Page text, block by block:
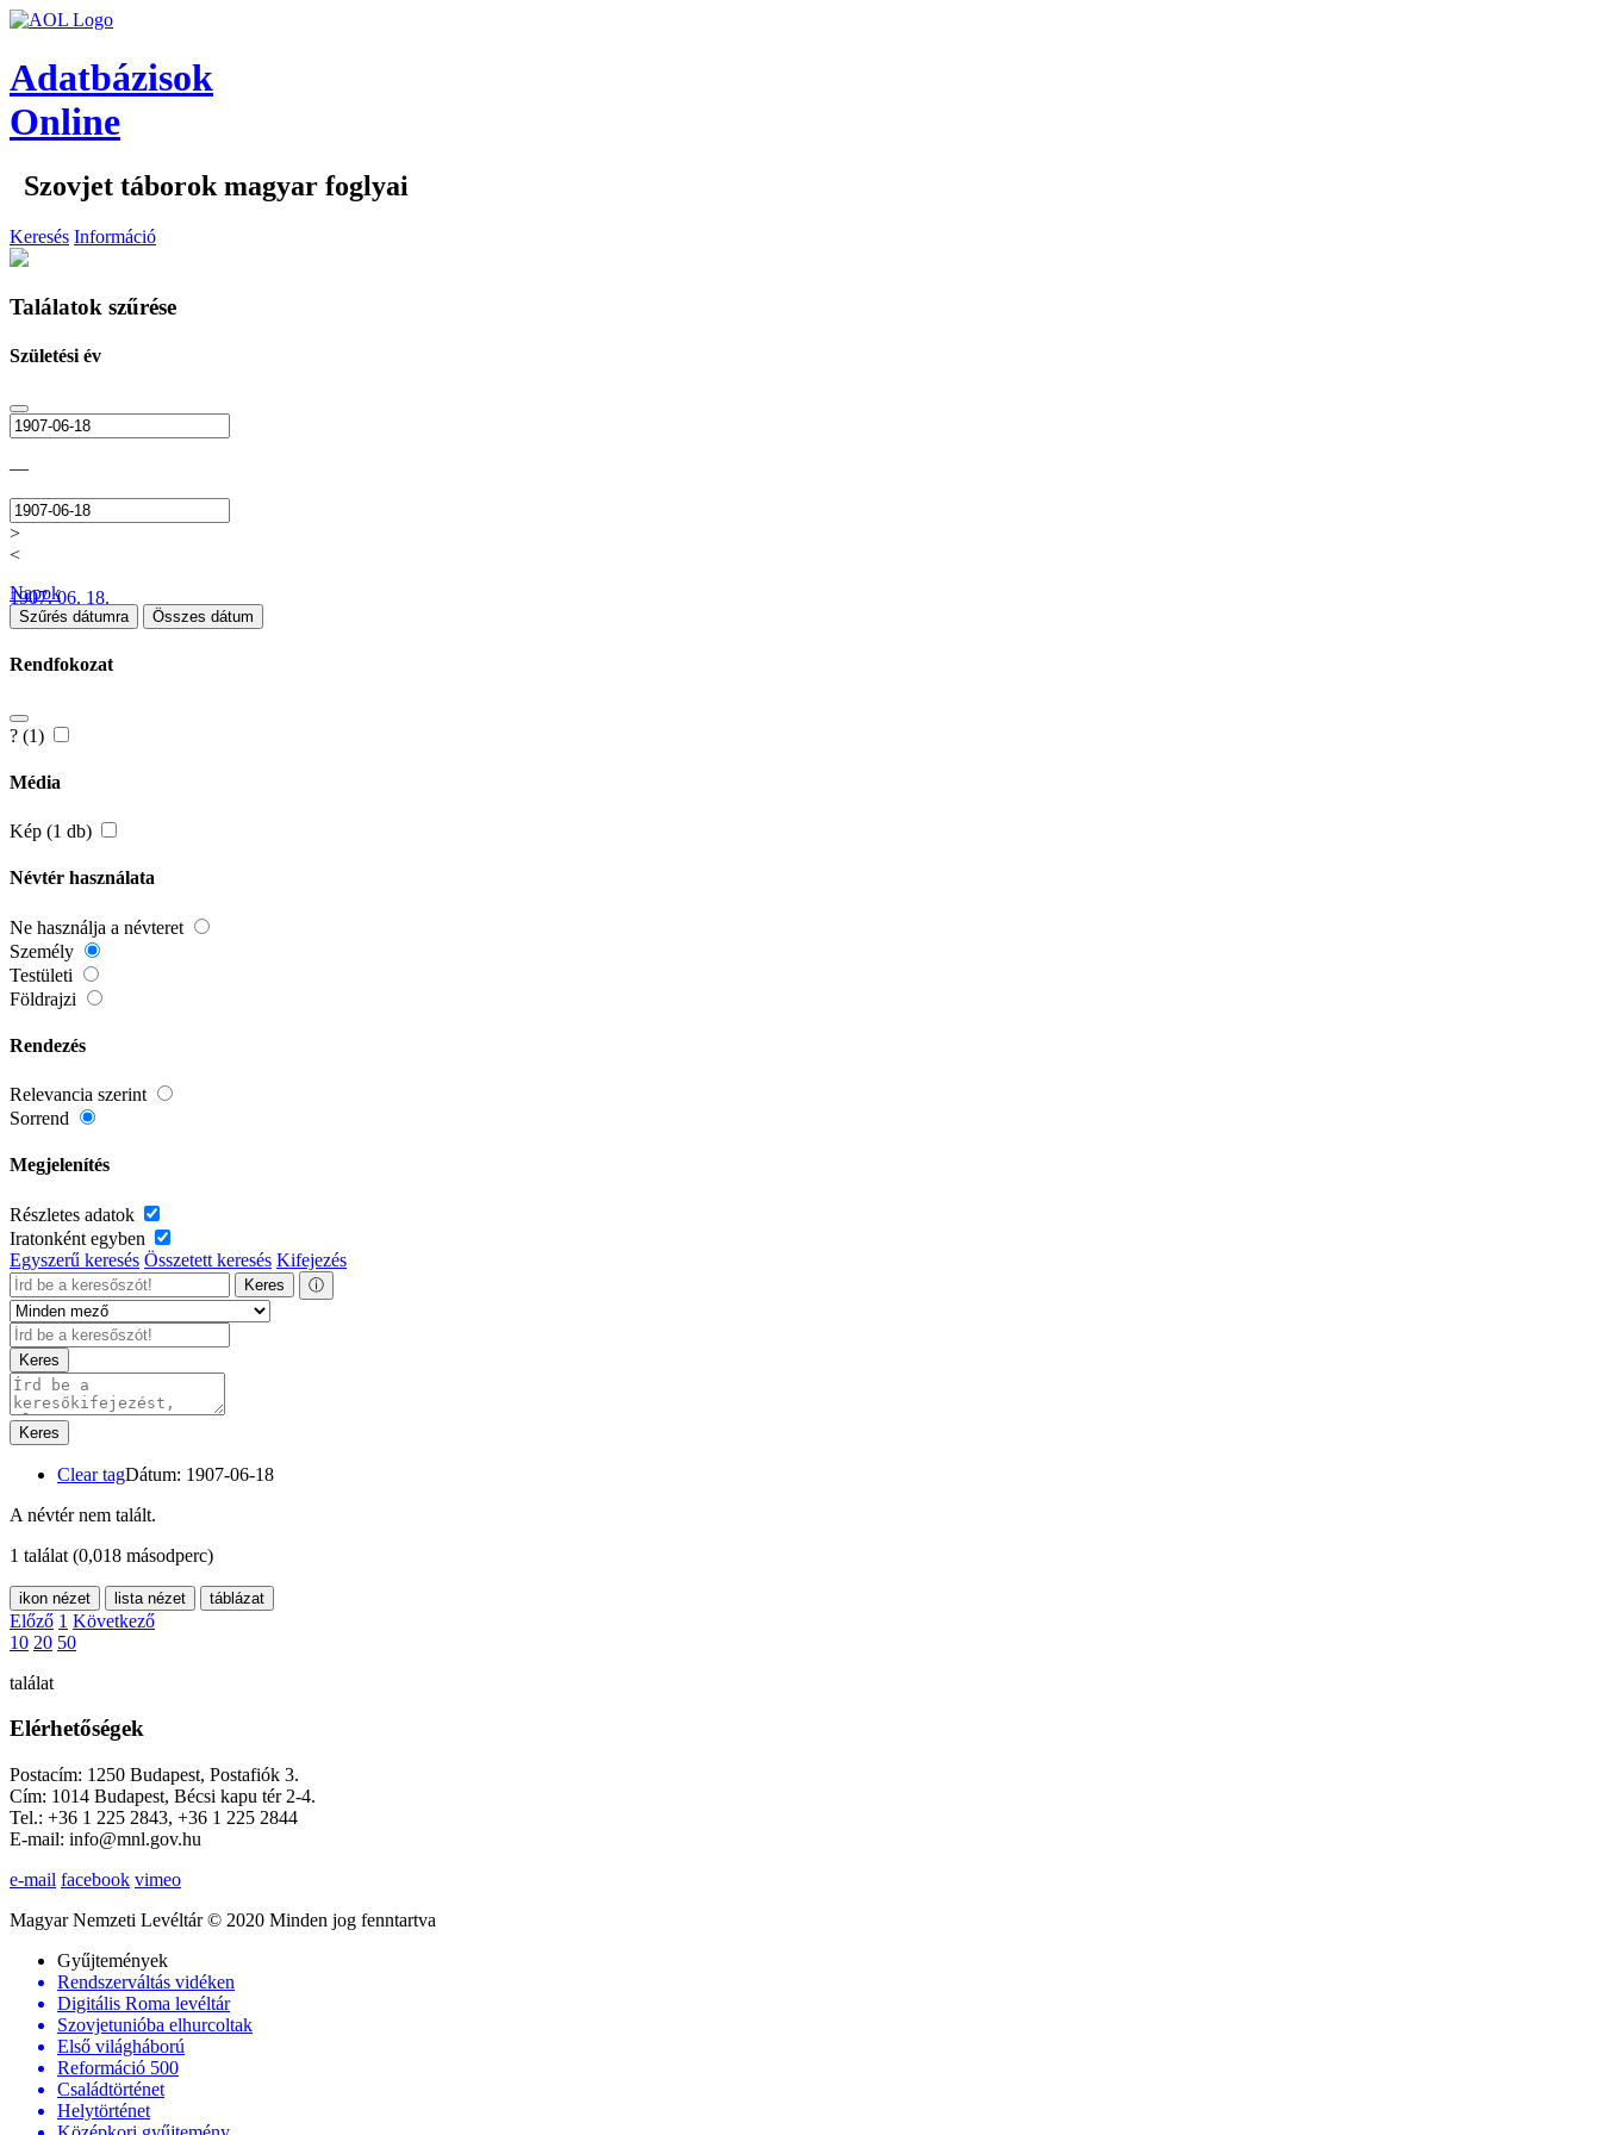
Adatbázisok
Online
Szovjet táborok magyar foglyai
Keresés Információ
Találatok szűrése
Születési év
—
>
<
1907. 06. 18.
Napok
Szűrés dátumra Összes dátum
Rendfokozat
? (1)
Média
Kép (1 db)
Névtér használata
Ne használja a névteret
Személy
Testületi
Földrajzi
Rendezés
Relevancia szerint
Sorrend
Megjelenítés
Részletes adatok
Iratonként egyben
Egyszerű keresés Összetett keresés Kifejezés
Keres ⓘ
Keres
Keres
Clear tagDátum: 1907-06-18
A névtér nem talált.
1 találat (0,018 másodperc)
ikon nézet lista nézet táblázat
Előző 1 Következő
10 20 50
találat
Elérhetőségek
Postacím: 1250 Budapest, Postafiók 3.
Cím: 1014 Budapest, Bécsi kapu tér 2-4.
Tel.: +36 1 225 2843, +36 1 225 2844
E-mail: info@mnl.gov.hu
e-mail facebook vimeo
Magyar Nemzeti Levéltár © 2020 Minden jog fenntartva
Gyűjtemények
Rendszerváltás vidéken
Digitális Roma levéltár
Szovjetunióba elhurcoltak
Első világháború
Reformáció 500
Családtörténet
Helytörténet